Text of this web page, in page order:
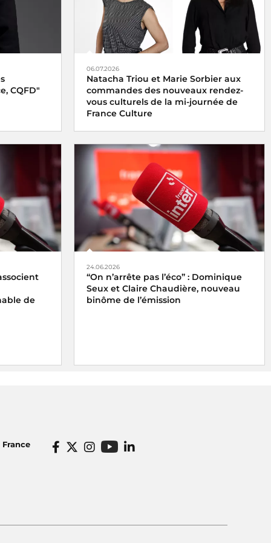
CQFD"
06.07.2026
Natacha Triou et Marie Sorbier aux
commandes des nouveaux rendez-
vous culturels de la mi-journée de
France Culture
de
24.06.2026
“On n’arrête pas l’éco” : Dominique
Seux et Claire Chaudière, nouveau
binôme de l’émission